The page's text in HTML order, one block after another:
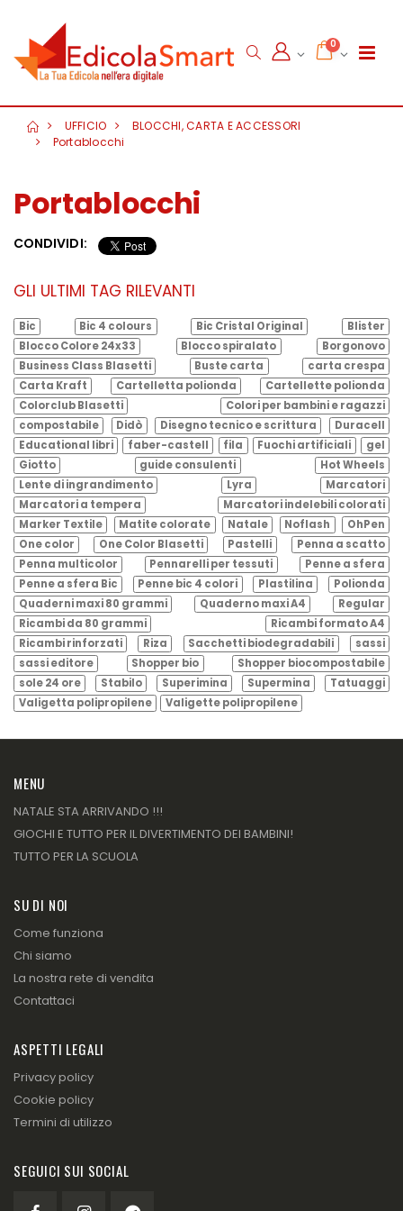
0
UFFICIO
BLOCCHI, CARTA E ACCESSORI
Portablocchi
Portablocchi
CONDIVIDI:
GLI ULTIMI TAG RILEVANTI
Bic Bic 4 colours Bic Cristal Original
Blister
Blocco Colore 24x33
Blocco spiralato
Borgonovo
Business Class Blasetti
Buste carta
carta crespa
Carta Kraft
Cartelletta polionda
Cartellette polionda
Colorclub Blasetti
Colori per bambini e ragazzi
compostabile
Didò Disegno tecnico e scrittura
Duracell
Educational libri
faber-castell fila Fuochi artificiali
gel
Giotto
guide consulenti
Hot Wheels
Lente di ingrandimento
Lyra
Marcatori
Marcatori a tempera
Marcatori indelebili colorati
Marker Textile
Matite colorate Natale Noflash
OhPen
One color
One Color Blasetti Pastelli
Penna a scatto
Penna multicolor
Pennarelli per tessuti
Penne a sfera
Penne a sfera Bic
Penne bic 4 colori Plastilina
Polionda
Quaderni maxi 80 grammi
Quaderno maxi A4
Regular
Ricambi da 80 grammi
Ricambi formato A4
Ricambi rinforzati
Riza Sacchetti biodegradabili
sassi
sassi editore
Shopper bio
Shopper biocompostabile
sole 24 ore
Stabilo Superimina Supermina
Tatuaggi
Valigetta polipropilene
Valigette polipropilene
MENU
NATALE STA ARRIVANDO !!!
GIOCHI E TUTTO PER IL DIVERTIMENTO DEI BAMBINI!
TUTTO PER LA SCUOLA
SU DI NOI
Come funziona
Chi siamo
La nostra rete di vendita
Contattaci
ASPETTI LEGALI
Privacy policy
Cookie policy
Termini di utilizzo
SEGUICI SUI SOCIAL